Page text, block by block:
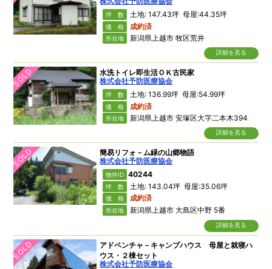
坪 数 土地: 147.43坪 母屋:44.35坪
価 格 成約済
所在地 新潟県上越市 牧区荒井
詳細を見る
SOLD
水洗トイレ即生活ＯＫ古民家
株式会社予防医療協会
坪 数 土地: 136.99坪 母屋:54.99坪
価 格 成約済
所在地 新潟県上越市 安塚区大字二本木394
詳細を見る
SOLD
簡易リフォ－ム緑の山郷物語
株式会社予防医療協会
物件ID 40244
坪 数 土地: 143.04坪 母屋:35.06坪
価 格 成約済
所在地 新潟県上越市 大島区中野 5番
詳細を見る
SOLD
アドベンチャ－キャンプハウス 母屋と就寝ハ
ウス・２棟セット
株式会社予防医療協会